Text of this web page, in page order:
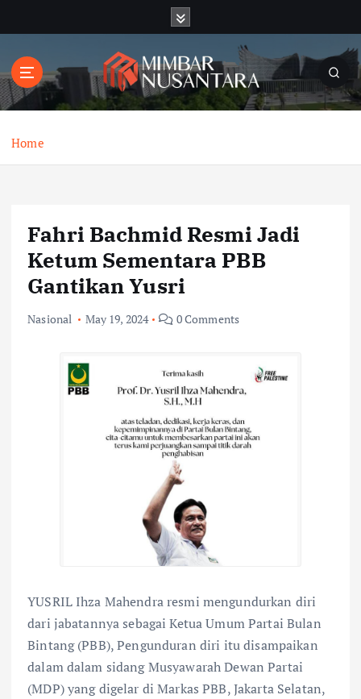
t
o
Home
Fahri Bachmid Resmi Jadi
Ketum Sementara PBB
Gantikan Yusri
Nasional May 19, 2024 0 Comments
YUSRIL Ihza Mahendra resmi mengundurkan diri
dari jabatannya sebagai Ketua Umum Partai Bulan
Bintang (PBB), Pengunduran diri itu disampaikan
dalam dalam sidang Musyawarah Dewan Partai
(MDP) yang digelar di Markas PBB, Jakarta Selatan,